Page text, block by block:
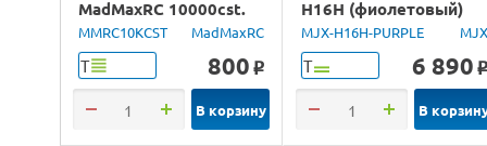
MadMaxRC 10000cst.
100ml.
MMRC10KCST MadMaxRC
Т 800 o
В корзину
H16H (фиолетовый)
4WD 2.4G LED GPS
1/16 RTR
MJX-H16H-PURPLE MJX
Т 6 890 o
В